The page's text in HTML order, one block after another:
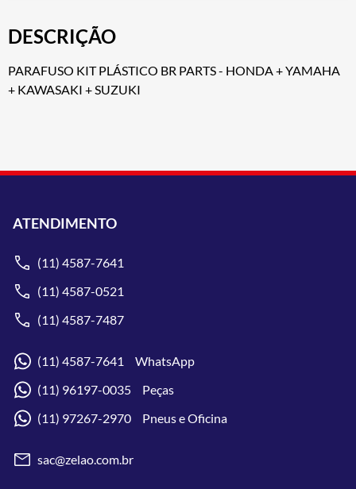
DESCRIÇÃO
PARAFUSO KIT PLÁSTICO BR PARTS - HONDA + YAMAHA
+ KAWASAKI + SUZUKI
ATENDIMENTO
(11) 4587-7641
(11) 4587-0521
(11) 4587-7487
(11) 4587-7641 WhatsApp
(11) 96197-0035 Peças
(11) 97267-2970 Pneus e Oficina
sac@zelao.com.br